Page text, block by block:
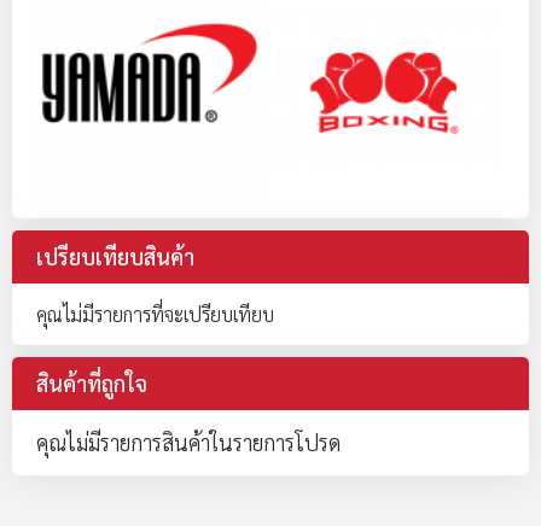
เปรียบเทียบสินค้า
คุณไม่มีรายการที่จะเปรียบเทียบ
สินค้าที่ถูกใจ
คุณไม่มีรายการสินค้าในรายการโปรด